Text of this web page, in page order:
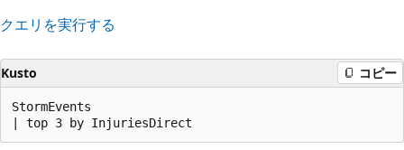
クエリを実行する
Kusto コピー
StormEvents